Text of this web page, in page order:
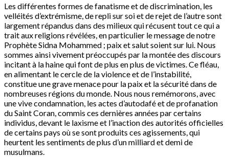
Les différentes formes de fanatisme et de discrimination, les
velléités d’extrémisme, de repli sur soi et de rejet de l’autre sont
largement répandus dans des milieux qui récusent tout ce qui a
trait aux religions révélées, en particulier le message de notre
Prophète Sidna Mohammed ; paix et salut soient sur lui. Nous
sommes ainsi vivement préoccupés par la montée des discours
incitant à la haine qui font de plus en plus de victimes. Ce fléau,
en alimentant le cercle de la violence et de l’instabilité,
constitue une grave menace pour la paix et la sécurité dans de
nombreuses régions du monde. Nous nous remémorons, avec
une vive condamnation, les actes d’autodafé et de profanation
du Saint Coran, commis ces dernières années par certains
individus, devant le laxisme et l’inaction des autorités officielles
de certains pays où se sont produits ces agissements, qui
heurtent les sentiments de plus d’un milliard et demi de
musulmans.